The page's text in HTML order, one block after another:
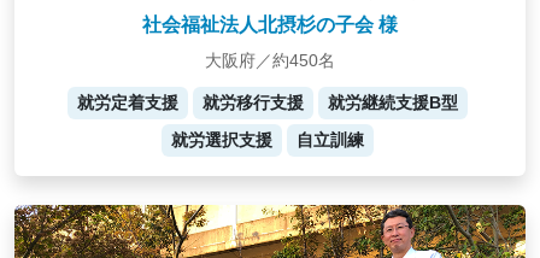
社会福祉法人北摂杉の子会 様
大阪府／約450名
就労定着支援 就労移行支援
就労継続支援B型
就労選択支援
自立訓練